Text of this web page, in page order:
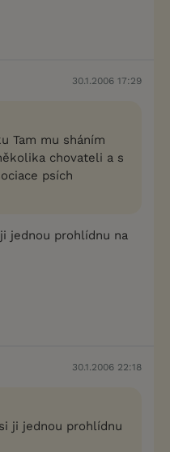
30.1.2006 17:29
Tam mu sháním
chovateli a s
psích
jednou prohlídnu na
30.1.2006 22:18
ji jednou prohlídnu